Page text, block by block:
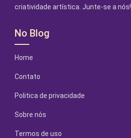
criatividade artística. Junte-se a nós!
No Blog
Home
Contato
Politica de privacidade
Sobre nós
Termos de uso